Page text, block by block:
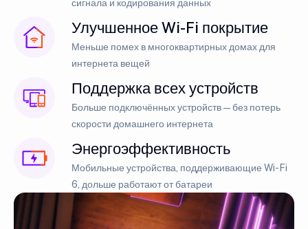
сигнала и кодирования данных
Улучшенное Wi-Fi покрытие
Меньше помех в многоквартирных домах для
интернета вещей
Поддержка всех устройств
Больше подключённых устройств — без потерь
скорости домашнего интернета
Энергоэффективность
Мобильные устройства, поддерживающие Wi-Fi
6, дольше работают от батареи